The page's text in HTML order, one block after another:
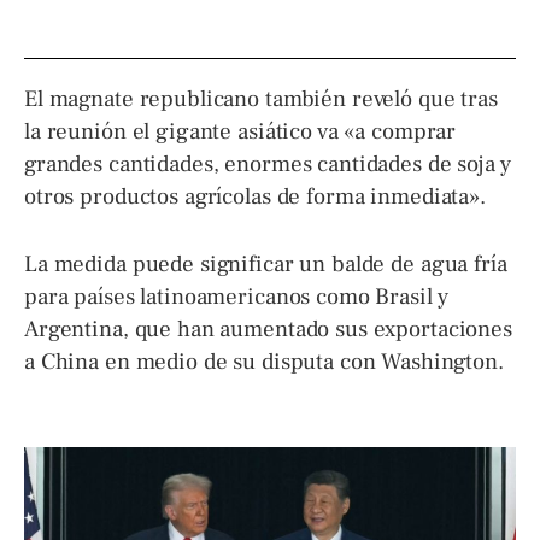
El magnate republicano también reveló que tras
la reunión el gigante asiático va «a comprar
grandes cantidades, enormes cantidades de soja y
otros productos agrícolas de forma inmediata».
La medida puede significar un balde de agua fría
para países latinoamericanos como Brasil y
Argentina, que han aumentado sus exportaciones
a China en medio de su disputa con Washington.